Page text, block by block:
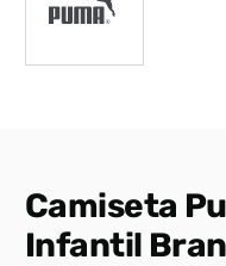
Camiseta
Infantil